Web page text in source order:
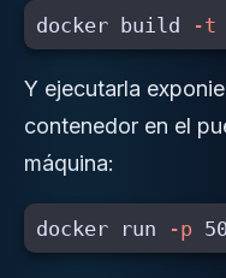
docker build -t
Y ejecutarla
contenedor en el
máquina:
docker run -p